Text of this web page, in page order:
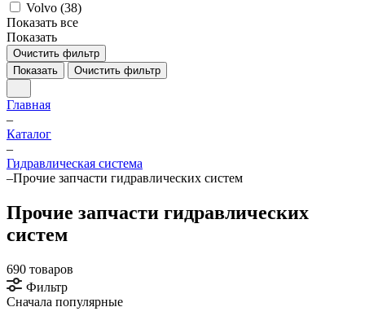
Volvo (38)
Показать все
Показать
Очистить фильтр
Показать
Очистить фильтр
Главная
–
Каталог
–
Гидравлическая система
–Прочие запчасти гидравлических систем
Прочие запчасти гидравлических
систем
690 товаров
Фильтр
Сначала популярные